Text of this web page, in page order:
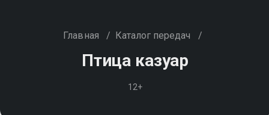
Главная / Каталог передач /
Птица казуар
12+